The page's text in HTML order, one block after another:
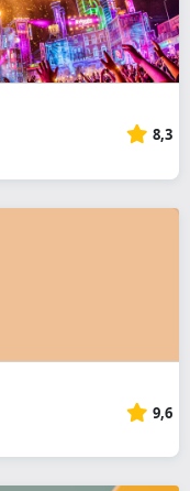
8,3
9,6